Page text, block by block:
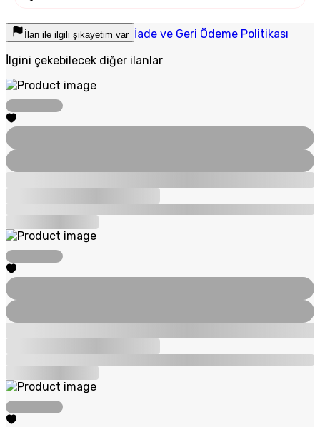
İlan ile ilgili şikayetim var İade ve Geri Ödeme Politikası
İlgini çekebilecek diğer ilanlar